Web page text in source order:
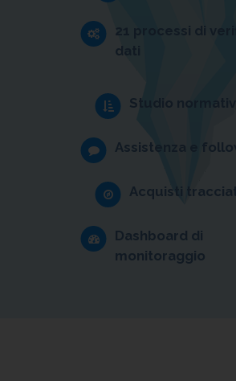
21 processi di
dati
Studio
Assistenza e
Acquisti
Dashboard di
monitoraggio